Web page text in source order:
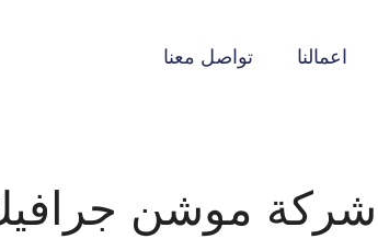
اعمالنا تواصل معنا
شركة موشن